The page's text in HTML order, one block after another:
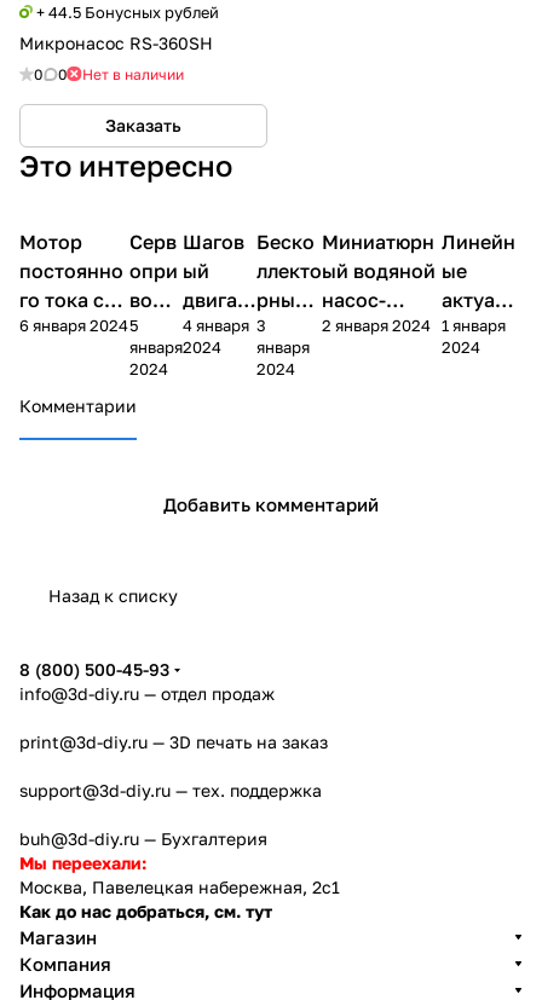
+ 44.5 Бонусных рублей
Микронасос RS-360SH
0 0 Нет в наличии
Заказать
Это интересно
Arduino
механика
Мотор
постоянно
го тока с
редукторо
6 января 2024
Arduino
механика
Серв
опри
вод
MG9
95
5
января
2024
Arduino
механика
Шагов
ый
двигат
ель
28BYJ-
4 января
2024
Arduino
механика
Беско
ллекто
рные
мотор
ы
3
января
2024
Arduino
механика
Миниатюрн
ый водяной
насос-
помпа RS-
2 января 2024
Arduino
механика
Линейн
ые
актуато
ры
(привод
1 января
2024
Комментарии
Добавить комментарий
Назад к списку
8 (800) 500-45-93
info@3d-diy.ru — отдел продаж
print@3d-diy.ru — 3D печать на заказ
support@3d-diy.ru — тех. поддержка
buh@3d-diy.ru — Бухгалтерия
Мы переехали:
Москва, Павелецкая набережная, 2с1
Как до нас добраться, см. тут
Магазин
Компания
Информация